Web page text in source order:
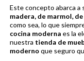
Este concepto abarca a
madera, de marmol,
como sea, lo que
cocina moderna es la
nuestra tienda de
moderno que seguro